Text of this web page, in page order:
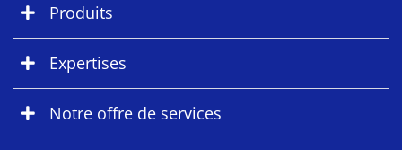
Produits
Expertises
Notre offre de services